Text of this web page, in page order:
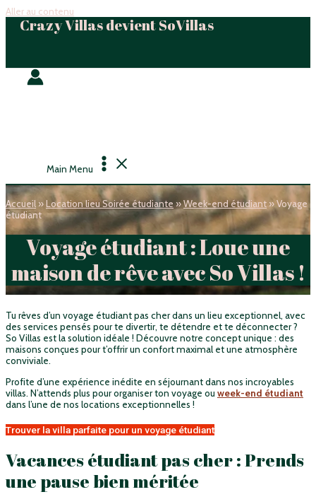
Aller au contenu
Crazy Villas devient SoVillas
Main Menu
Accueil »Location lieu Soirée étudiante »Week-end étudiant »Voyage
étudiant
Voyage étudiant : Loue une
maison de rêve avec So Villas !
Tu rêves d’un voyage étudiant pas cher dans un lieu exceptionnel, avec
des services pensés pour te divertir, te détendre et te déconnecter ?
So Villas est la solution idéale ! Découvre notre concept unique : des
maisons conçues pour t’offrir un confort maximal et une atmosphère
conviviale.
Profite d’une expérience inédite en séjournant dans nos incroyables
villas. N’attends plus pour organiser ton voyage ou week-end étudiant
dans l’une de nos locations exceptionnelles !
Trouver la villa parfaite pour un voyage étudiant
Vacances étudiant pas cher : Prends
une pause bien méritée